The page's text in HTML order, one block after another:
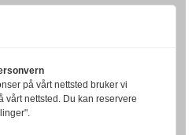
på vårt nettsted bruker vi
vårt nettsted. Du kan reservere